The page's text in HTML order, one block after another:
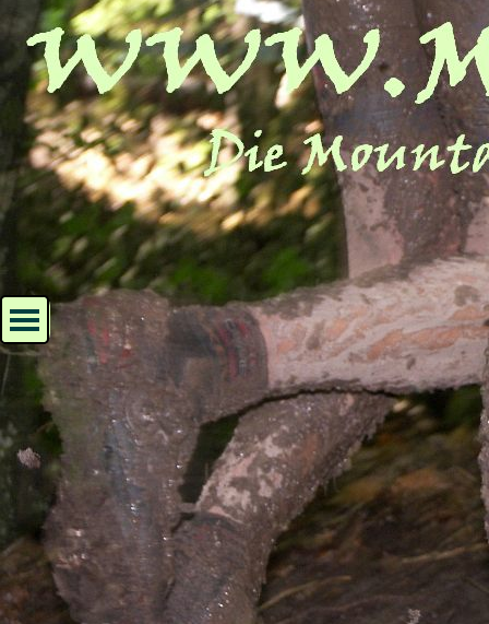
Direkt zum Seiteninhalt
Menü überspringen